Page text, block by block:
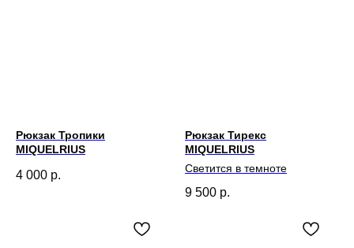
Рюкзак Тропики
MIQUELRIUS
4 000 р.
Рюкзак Тирекс
MIQUELRIUS
Светится в темноте
9 500 р.